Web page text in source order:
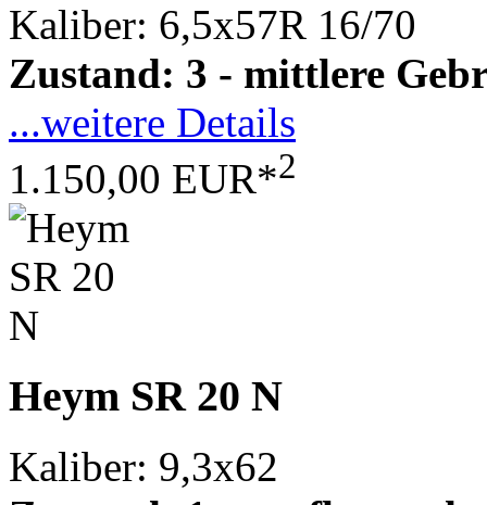
Kaliber: 6,5x57R 16/70
Zustand: 3 - mittlere
...weitere Details
1.150,00 EUR*2
Heym SR 20 N
Kaliber: 9,3x62